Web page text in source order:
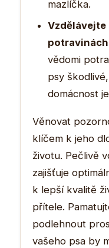
mazlíčka.
vědomi
psy
domácnost
Věnovat
klíčem k jeho
životu. Pečlivě
zajišťuje
k lepší kvalitě
přítele.
podlehnout
vašeho psa by